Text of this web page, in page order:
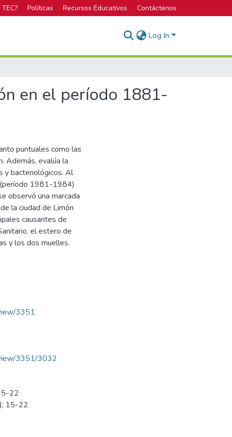
Políticas Recursos Educativos Contáctenos
Log In
en el período 1881-
puntuales como las
Además, evalúa la
y bacteriológicos. Al
1981-1984)
observó una marcada
la ciudad de Limón
causantes de
el estero de
y los dos muelles.
3351
3351/3032
22
15-22